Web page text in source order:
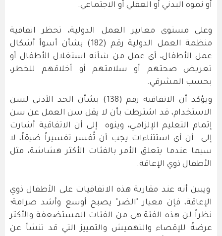
أو نموه البدني أو العقلي أو الاجتماعي.
وعلى مستوى معايير العمل الدولية، تحظر اتفاقية
منظمة العمل الدولية رقم (182) بشأن أسوأ أشكال
عمل الأطفال، أي عمل من شأنه استغلال الأطفال أو
تعريض صحتهم أو سلامتهم أو أخلاقهم للخطر،
بحسب المشرقي.
ويؤكد أن الاتفاقية رقم (138) بشأن الحد الأدنى لسن
الاستخدام، قد اشترطت بأن لا يقل سن العمل عن سن
إتمام التعليم الإلزامـي، وينوه إلى أن الاتفاقية أشارت
إلى أن أي استثناءات يجب أن تُفسر تفسيراً ضيقاً، لا
سيما عندما يتعلق الأمر بالفئات الأكثر هشاشة، مثل
الأطفال ذوي الإعاقة.
ويبين أنه عند مقاربة هذه الاتفاقيات على الأطفال ذوي
الإعاقة، فإن معيار "الضر" يصبح أوسع وأشد صرامة؛
نظراً لن هذه الفئة هي من الفئات المستضعفة والأكثر
عرضةً للإقصاء والتهميش والتمييز التي قد تنشأ عن